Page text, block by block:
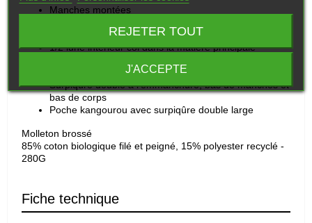
Manches montées
Bande de propreté intérieur col en jersey
1/2 lune intérieur col dans la matière principale
Côte 1x1 au bas de manches et bas de corps
Surpiqûre double à l'emmanchure, bas de manches et
bas de corps
Poche kangourou avec surpiqûre double large
Molleton brossé
85% coton biologique filé et peigné, 15% polyester recyclé -
280G
Fiche technique
REJETER TOUT
J'ACCEPTE